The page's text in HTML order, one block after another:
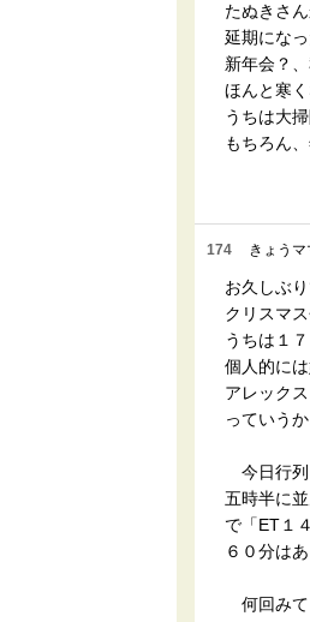
たぬきさ
延期になっ
新年会？
ほんと寒
うちは大
もちろん
174 きょうマ
お久しぶり
クリスマ
うちは１
個人的に
アレック
っていう
今日行列
五時半に
で「ET１
６０分は
何回みて